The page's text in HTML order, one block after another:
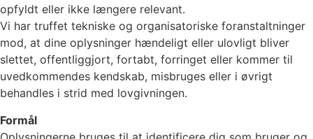
opfyldt eller ikke længere relevant.
Vi har truffet tekniske og organisatoriske foranstaltninger
mod, at dine oplysninger hændeligt eller ulovligt bliver
slettet, offentliggjort, fortabt, forringet eller kommer til
uvedkommendes kendskab, misbruges eller i øvrigt
behandles i strid med lovgivningen.
Formål